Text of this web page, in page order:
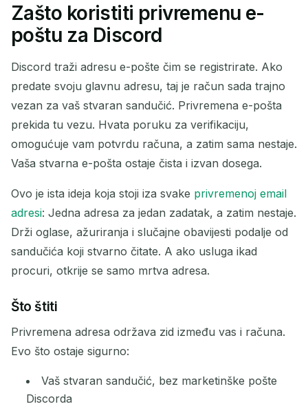
Vaša privremena adresa e-
pošte:
Kopiraj QR
Osvježi
Sljedeće osvježavanje za 15sekundi
Zašto koristiti privremenu e-
poštu za Discord
Discord traži adresu e-pošte čim se registrirate. Ako
predate svoju glavnu adresu, taj je račun sada trajno
vezan za vaš stvaran sandučić. Privremena e-pošta
prekida tu vezu. Hvata poruku za verifikaciju,
omogućuje vam potvrdu računa, a zatim sama nestaje.
Vaša stvarna e-pošta ostaje čista i izvan dosega.
Ovo je ista ideja koja stoji iza svake privremenoj email
adresi: Jedna adresa za jedan zadatak, a zatim nestaje.
Drži oglase, ažuriranja i slučajne obavijesti podalje od
sandučića koji stvarno čitate. A ako usluga ikad
procuri, otkrije se samo mrtva adresa.
Što štiti
Privremena adresa održava zid između vas i računa.
Evo što ostaje sigurno:
Vaš stvaran sandučić, bez marketinške pošte
Discorda